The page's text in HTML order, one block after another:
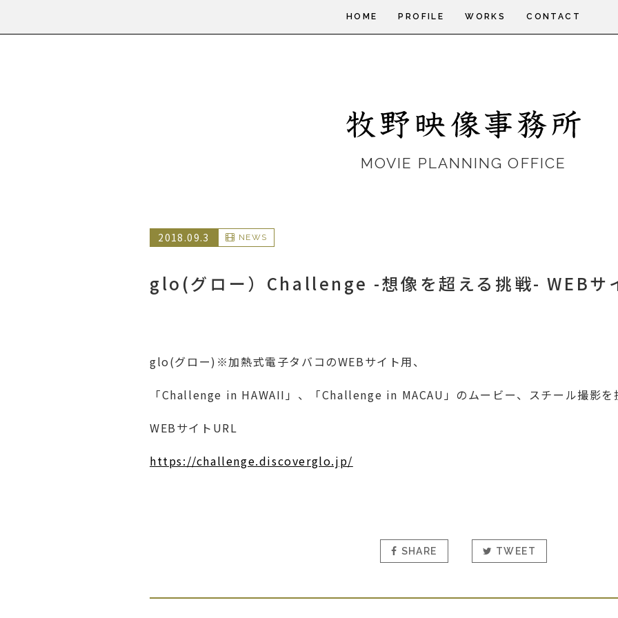
HOME PROFILE WORKS CONTACT
MOVIE PLANNING OFFICE
2018.09.3 NEWS
glo(グロー）Challenge -想像を超える挑戦- WEBサ
glo(グロー)※加熱式電子タバコのWEBサイト用、
「Challenge in HAWAII」、「Challenge in MACAU」のムービー、スチール撮影を
WEBサイトURL
https://challenge.discoverglo.jp/
SHARE TWEET